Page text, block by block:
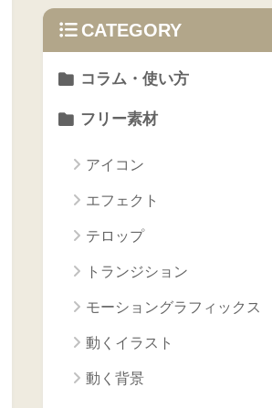
CATEGORY
コラム・使い方
フリー素材
アイコン
エフェクト
テロップ
トランジション
モーショングラフィックス
動くイラスト
動く背景